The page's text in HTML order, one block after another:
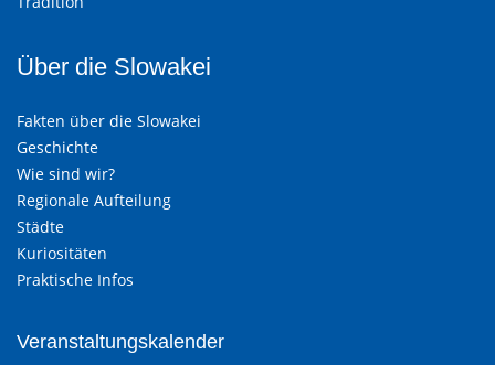
Über die Slowakei
Fakten über die Slowakei
Geschichte
Wie sind wir?
Regionale Aufteilung
Städte
Kuriositäten
Praktische Infos
Veranstaltungskalender